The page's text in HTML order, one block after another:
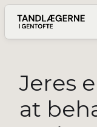
Jeres
at